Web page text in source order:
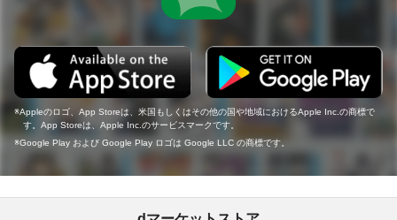
Appleのロゴ、App Storeは、米国もしくはその他の国や地域におけるApple Inc.の商標で
す。App Storeは、Apple Inc.のサービスマークです。
Google Play および Google Play ロゴは Google LLC の商標です。